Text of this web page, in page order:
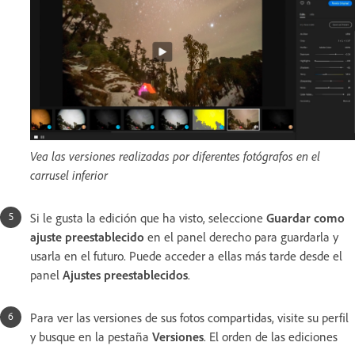
Vea las versiones realizadas por diferentes fotógrafos en el
carrusel inferior
Si le gusta la edición que ha visto, seleccione Guardar como
ajuste preestablecido en el panel derecho para guardarla y
usarla en el futuro. Puede acceder a ellas más tarde desde el
panel Ajustes preestablecidos.
Para ver las versiones de sus fotos compartidas, visite su perfil
y busque en la pestaña Versiones. El orden de las ediciones